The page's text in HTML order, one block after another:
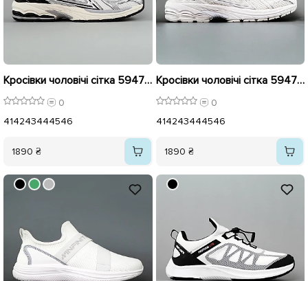
Кросівки чоловічі сітка 594758 Сріблясто-білі
0
414243444546
1890 ₴
Кросівки чоловічі сітка 594759 Білі
0
414243444546
1890 ₴